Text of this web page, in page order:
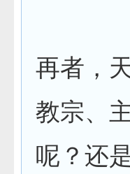
再者，
教宗、
呢？还